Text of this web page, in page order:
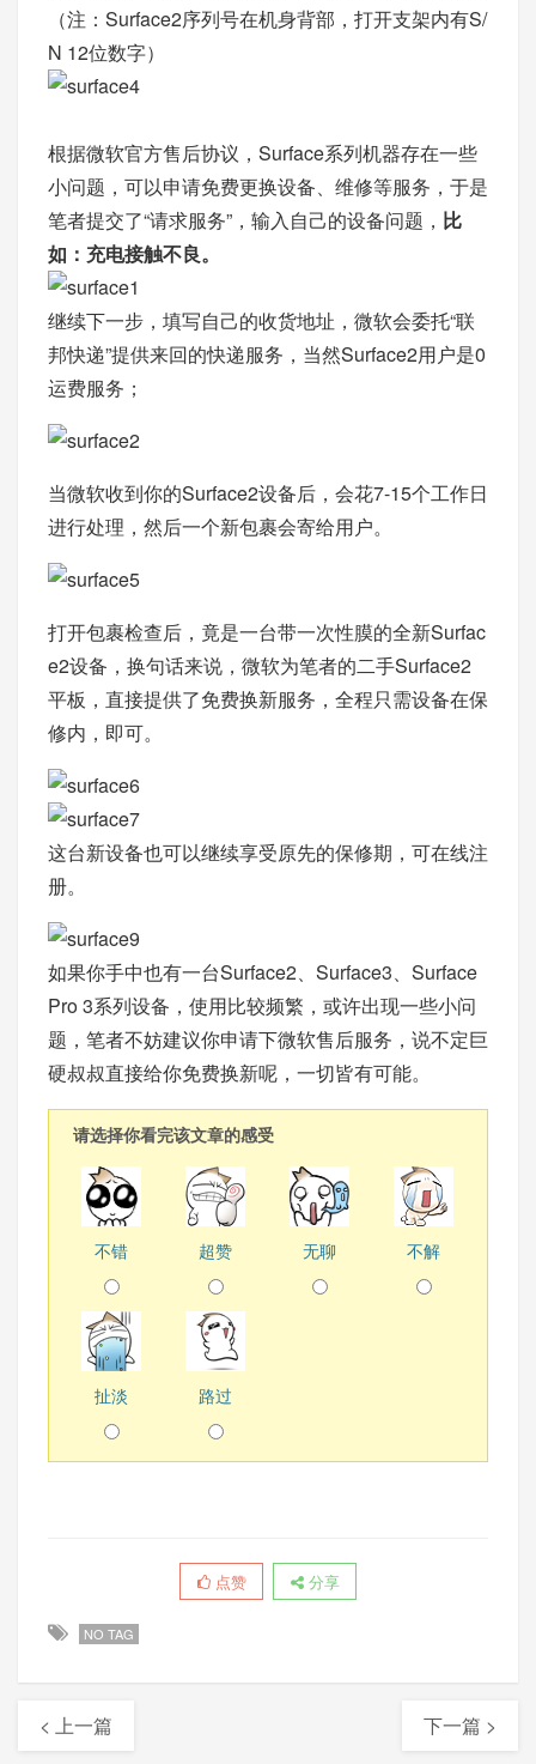
（注：Surface2序列号在机身背部，打开支架内有S/
N 12位数字）
根据微软官方售后协议，Surface系列机器存在一些
小问题，可以申请免费更换设备、维修等服务，于是
笔者提交了“请求服务”，输入自己的设备问题， 比
如：充电接触不良。
继续下一步，填写自己的收货地址，微软会委托“联
邦快递”提供来回的快递服务，当然Surface2用户是0
运费服务；
当微软收到你的Surface2设备后，会花7-15个工作日
进行处理，然后一个新包裹会寄给用户。
打开包裹检查后，竟是一台带一次性膜的全新Surfac
e2设备，换句话来说，微软为笔者的二手Surface2
平板，直接提供了免费换新服务，全程只需设备在保
修内，即可。
这台新设备也可以继续享受原先的保修期，可在线注
册。
如果你手中也有一台Surface2、Surface3、Surface
Pro 3系列设备，使用比较频繁，或许出现一些小问
题，笔者不妨建议你申请下微软售后服务，说不定巨
硬叔叔直接给你免费换新呢，一切皆有可能。
请选择你看完该文章的感受
不错 超赞 无聊 不解
扯淡 路过
点赞 分享
NO TAG
< 上一篇 下一篇 >